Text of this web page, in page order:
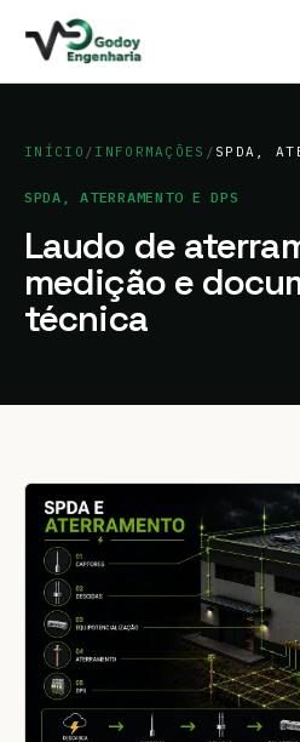
INÍCIO / INFORMAÇÕES / SPDA,
SPDA, ATERRAMENTO E DPS
Laudo de
medição e
técnica